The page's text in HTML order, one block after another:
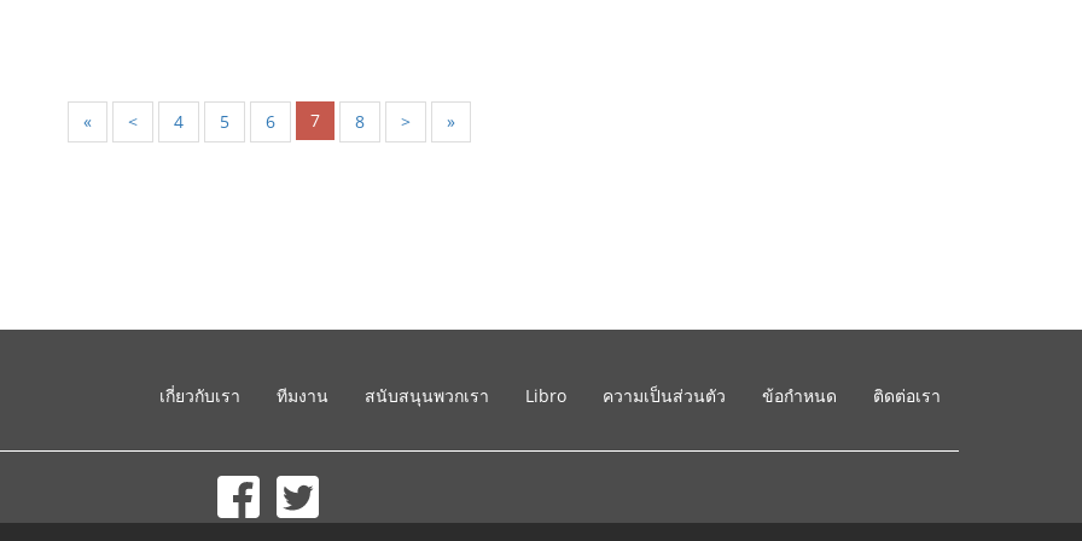
« < 4 5 6 7 8 > »
เกี่ยวกับเรา ทีมงาน สนับสนุนพวกเรา Libro ความเป็นส่วนตัว ข้อกำหนด ติดต่อเรา